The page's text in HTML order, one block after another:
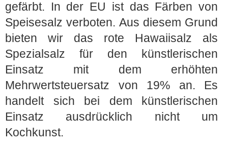
gefärbt. In der EU ist das Färben von
Speisesalz verboten. Aus diesem Grund
bieten wir das rote Hawaiisalz als
Spezialsalz für den künstlerischen
Einsatz mit dem erhöhten
Mehrwertsteuersatz von 19% an. Es
handelt sich bei dem künstlerischen
Einsatz ausdrücklich nicht um
Kochkunst.